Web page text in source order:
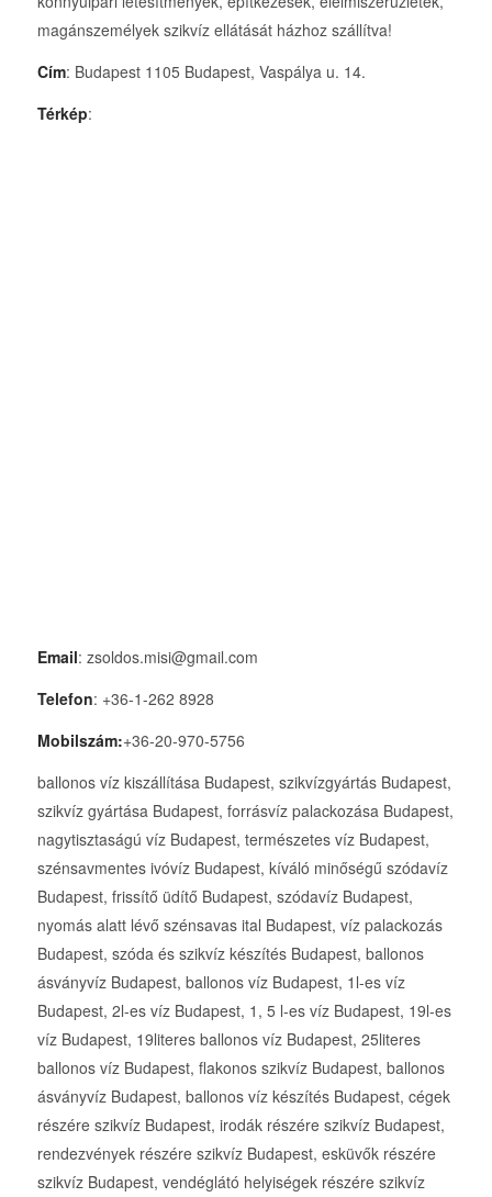
magánszemélyek szikvíz ellátását házhoz szállítva!
Cím: Budapest 1105 Budapest, Vaspálya u. 14.
Térkép:
Email: zsoldos.misi@gmail.com
Telefon: +36-1-262 8928
Mobilszám:+36-20-970-5756
ballonos víz kiszállítása Budapest, szikvízgyártás Budapest,
szikvíz gyártása Budapest, forrásvíz palackozása Budapest,
nagytisztaságú víz Budapest, természetes víz Budapest,
szénsavmentes ivóvíz Budapest, kíváló minőségű szódavíz
Budapest, frissítő üdítő Budapest, szódavíz Budapest,
nyomás alatt lévő szénsavas ital Budapest, víz palackozás
Budapest, szóda és szikvíz készítés Budapest, ballonos
ásványvíz Budapest, ballonos víz Budapest, 1l-es víz
Budapest, 2l-es víz Budapest, 1, 5 l-es víz Budapest, 19l-es
víz Budapest, 19literes ballonos víz Budapest, 25literes
ballonos víz Budapest, flakonos szikvíz Budapest, ballonos
ásványvíz Budapest, ballonos víz készítés Budapest, cégek
részére szikvíz Budapest, irodák részére szikvíz Budapest,
rendezvények részére szikvíz Budapest, esküvők részére
szikvíz Budapest, vendéglátó helyiségek részére szikvíz